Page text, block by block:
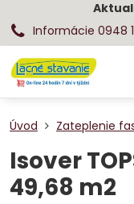
Informácie 0948
Úvod Zateplenie
Isover
49,68 m2